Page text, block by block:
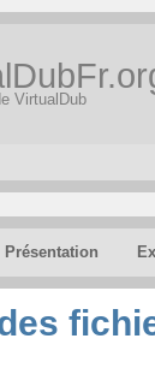
VirtualDub
Présentation